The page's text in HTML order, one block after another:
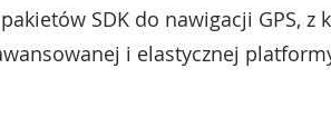
SDK do nawigacji GPS, z
i elastycznej